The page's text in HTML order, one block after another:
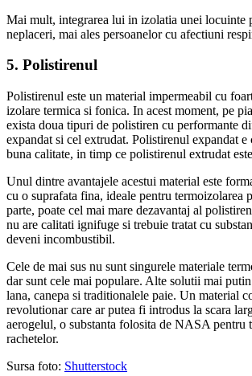
Mai mult, integrarea lui in izolatia unei locuinte
neplaceri, mai ales persoanelor cu afectiuni
5. Polistirenul
Polistirenul este un material impermeabil cu
izolare termica si fonica. In acest moment, pe
exista doua tipuri de polistiren cu performante
expandat si cel extrudat. Polistirenul expandat e
buna calitate, in timp ce polistirenul extrudat
Unul dintre avantajele acestui material este
cu o suprafata fina, ideale pentru termoizolarea
parte, poate cel mai mare dezavantaj al
nu are calitati ignifuge si trebuie tratat cu
deveni incombustibil.
Cele de mai sus nu sunt singurele materiale
dar sunt cele mai populare. Alte solutii mai
lana, canepa si traditionalele paie. Un material
revolutionar care ar putea fi introdus la scara
aerogelul, o substanta folosita de NASA pentru
rachetelor.
Sursa foto: Shutterstock